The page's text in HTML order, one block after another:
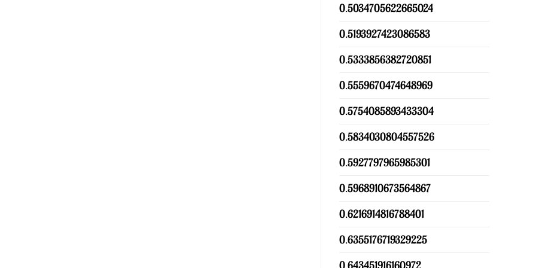
0.5034705622665024
0.5193927423086583
0.5333856382720851
0.5559670474648969
0.5754085893433304
0.5834030804557526
0.5927797965985301
0.5968910673564867
0.6216914816788401
0.6355176719329225